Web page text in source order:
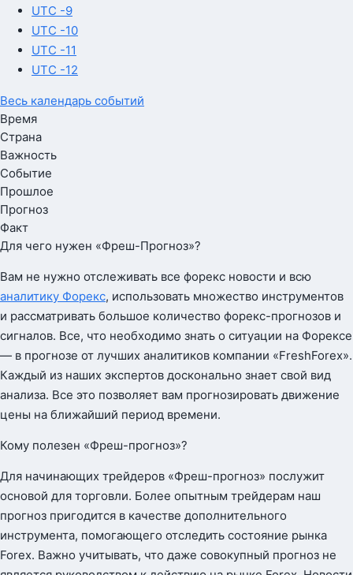
UTC -9
UTC -10
UTC -11
UTC -12
Весь календарь событий
Время
Страна
Важность
Событие
Прошлое
Прогноз
Факт
Для чего нужен «Фреш-Прогноз»?
Вам не нужно отслеживать все форекс новости и всю
аналитику Форекс, использовать множество инструментов
и рассматривать большое количество форекс-прогнозов и
сигналов. Все, что необходимо знать о ситуации на Форексе
— в прогнозе от лучших аналитиков компании «FreshForex».
Каждый из наших экспертов досконально знает свой вид
анализа. Все это позволяет вам прогнозировать движение
цены на ближайший период времени.
Кому полезен «Фреш-прогноз»?
Для начинающих трейдеров «Фреш-прогноз» послужит
основой для торговли. Более опытным трейдерам наш
прогноз пригодится в качестве дополнительного
инструмента, помогающего отследить состояние рынка
Forex. Важно учитывать, что даже совокупный прогноз не